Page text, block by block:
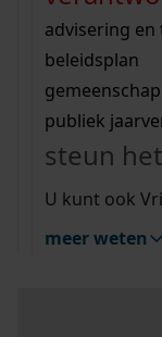
vergunningen
beeld en geluid
uitleg
Wij helpen u
bekijk alle
Wij helpen u
bekijk alle
bekijk ons
advisering en
beleidsplan
publiek
steun
U kunt ook
meer weten
Mijn Studiezaal